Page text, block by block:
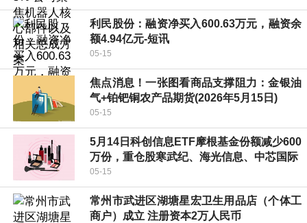
利民股份：融资净买入600.63万元，融资余
额4.94亿元-短讯
05-15
焦点消息！一张图看商品支撑阻力：金银油
气+铂钯铜农产品期货(2026年5月15日)
05-15
5月14日科创信息ETF摩根基金份额减少600
万份，重仓股寒武纪、海光信息、中芯国际
05-15
常州市武进区湖塘星宏卫生用品店（个体工
商户）成立 注册资本2万人民币